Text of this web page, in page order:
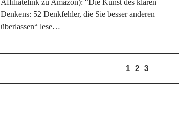
Affiliatelink zu Amazon): “Die Kunst des klaren
Denkens: 52 Denkfehler, die Sie besser anderen
überlassen“ lese…
1 2 3